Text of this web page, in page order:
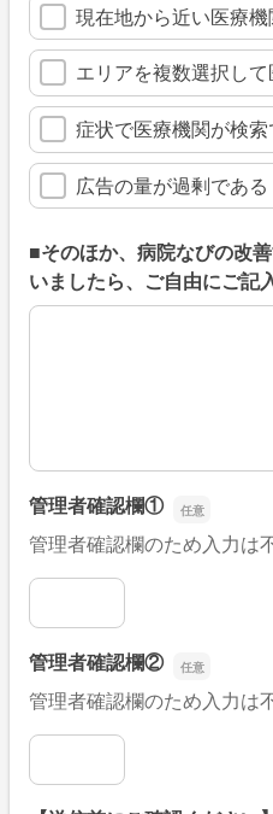
現在地から近い医療
エリアを複数選択し
症状で医療機関が検索
広告の量が過剰である
■そのほか、病院なびの改
いましたら、ご自由にご記
■そのほか、病院なびの改
管理者確認欄①
管理者確認欄のため入力は
管理者確認欄①
管理者確認欄②
管理者確認欄のため入力は
管理者確認欄②